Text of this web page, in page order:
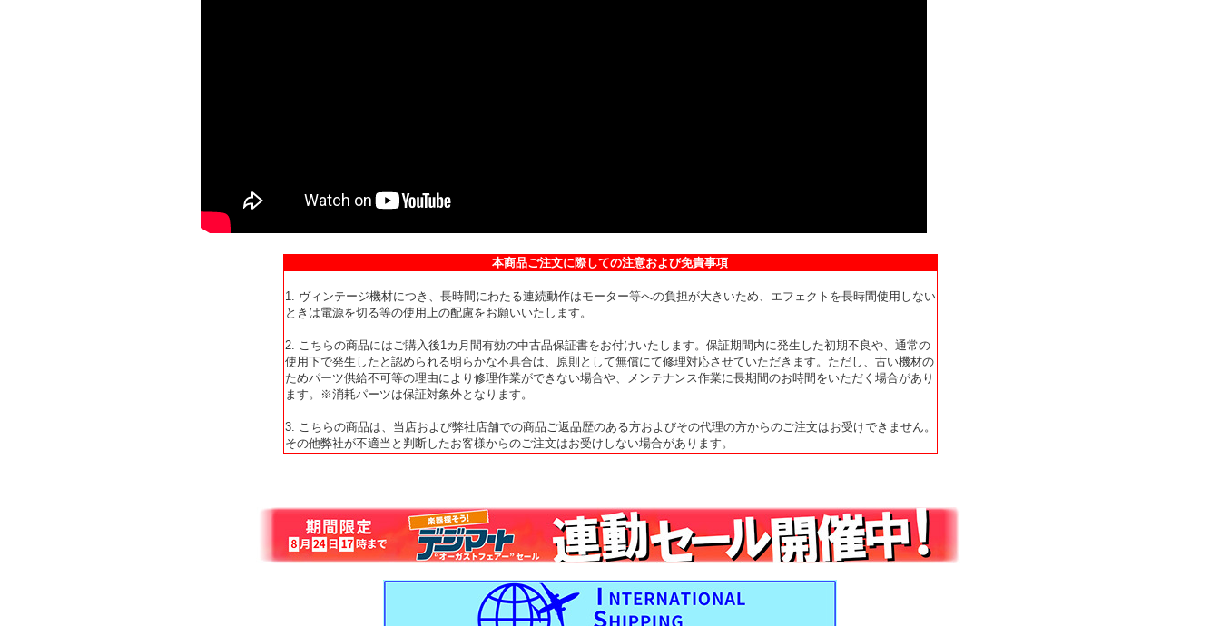
本商品ご注文に際しての注意および免責事項
1. ヴィンテージ機材につき、長時間にわたる連続動作はモーター等への負担が大きいため、エフェクトを長時間使用しない
ときは電源を切る等の使用上の配慮をお願いいたします。
2. こちらの商品にはご購入後1カ月間有効の中古品保証書をお付けいたします。保証期間内に発生した初期不良や、通常の
使用下で発生したと認められる明らかな不具合は、原則として無償にて修理対応させていただきます。ただし、古い機材の
ためパーツ供給不可等の理由により修理作業ができない場合や、メンテナンス作業に長期間のお時間をいただく場合があり
ます。※消耗パーツは保証対象外となります。
3. こちらの商品は、当店および弊社店舗での商品ご返品歴のある方およびその代理の方からのご注文はお受けできません。
その他弊社が不適当と判断したお客様からのご注文はお受けしない場合があります。